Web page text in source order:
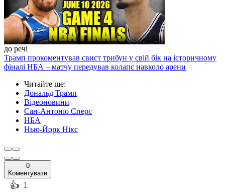
до речі
Трамп прокоментував свист трибун у свій бік на історичному
фіналі НБА – матчу передував колапс навколо арени
Читайте ще:
Дональд Трамп
Відеоновини
Сан-Антоніо Сперс
НБА
Нью-Йорк Нікс
0
Коментувати
️👍 1